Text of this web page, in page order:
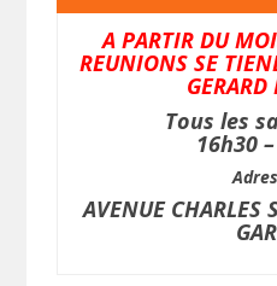
A PARTIR DU
REUNIONS SE
Tous les
16h30
AVENUE CHARLES